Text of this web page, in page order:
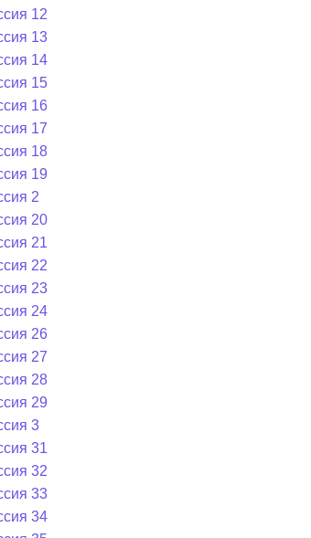
12
13
14
15
16
17
18
19
2
20
21
22
23
24
26
27
28
29
3
31
32
33
34